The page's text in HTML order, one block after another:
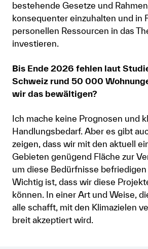
bestehende Gesetze und
konsequenter einzuhalten und in
personellen Ressourcen in das
investieren.
Bis Ende 2026 fehlen laut
Schweiz rund 50 000
wir das bewältigen?
Ich mache keine Prognosen und
Handlungsbedarf. Aber es gibt
zeigen, dass wir mit den aktuell
Gebieten genügend Fläche zur
um diese Bedürfnisse befriedigen
Wichtig ist, dass wir diese
können. In einer Art und Weise,
alle schafft, mit den Klimazielen
breit akzeptiert wird.